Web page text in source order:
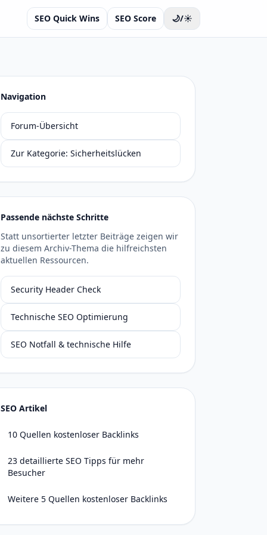
SEO Quick Wins SEO Score 🌙/☀️
Navigation
Forum-Übersicht
Zur Kategorie: Sicherheitslücken
Passende nächste Schritte
Statt unsortierter letzter Beiträge zeigen wir
zu diesem Archiv-Thema die hilfreichsten
aktuellen Ressourcen.
Security Header Check
Technische SEO Optimierung
SEO Notfall & technische Hilfe
SEO Artikel
10 Quellen kostenloser Backlinks
23 detaillierte SEO Tipps für mehr
Besucher
Weitere 5 Quellen kostenloser Backlinks